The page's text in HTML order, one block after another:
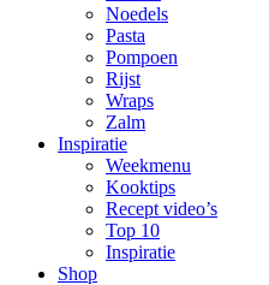
Noedels
Pasta
Pompoen
Rijst
Wraps
Zalm
Inspiratie
Weekmenu
Kooktips
Recept video’s
Top 10
Inspiratie
Shop